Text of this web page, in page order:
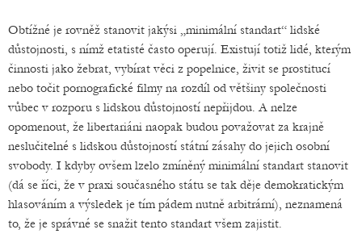
Obtížné je rovněž stanovit jakýsi „minimální standart“ lidské
důstojnosti, s nímž etatisté často operují. Existují totiž lidé, kterým
činnosti jako žebrat, vybírat věci z popelnice, živit se prostitucí
nebo točit pornografické filmy na rozdíl od většiny společnosti
vůbec v rozporu s lidskou důstojností nepřijdou. A nelze
opomenout, že libertariáni naopak budou považovat za krajně
neslučitelné s lidskou důstojností státní zásahy do jejich osobní
svobody. I kdyby ovšem lzelo zmíněný minimální standart stanovit
(dá se říci, že v praxi současného státu se tak děje demokratickým
hlasováním a výsledek je tím pádem nutně arbitrární), neznamená
to, že je správné se snažit tento standart všem zajistit.